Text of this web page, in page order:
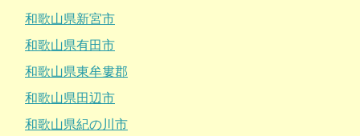
和歌山県新宮市
和歌山県有田市
和歌山県東牟婁郡
和歌山県田辺市
和歌山県紀の川市